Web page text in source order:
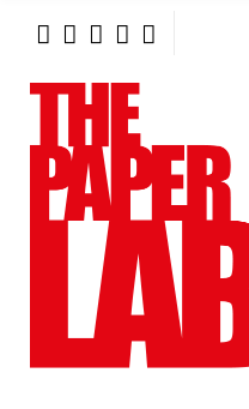
H
O